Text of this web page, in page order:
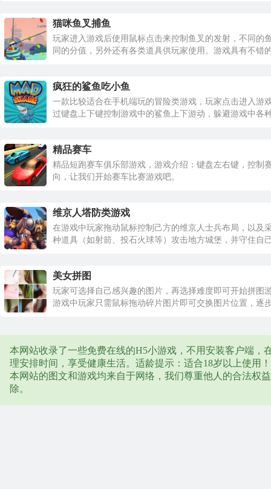
猫咪鱼叉捕鱼
玩家进入游戏后使用鼠标点击来控制鱼叉的发射，不同的
同的分值，另外还有各类道具供玩家使用。游戏具有不错
疯狂的鲨鱼吃小鱼
一款比较适合在手机端玩的冒险类游戏，玩家点击进入游
过键盘上下键控制游戏中的鲨鱼上下游动，躲避游戏中各
精品赛车
精品短跑赛车俱乐部游戏，游戏介绍：键盘左右键，控制
向，让我们开始赛车比赛游戏吧。
维京人塔防类游戏
在游戏中玩家拖动鼠标控制己方的维京人士兵布局，以及
种道具（如射箭、投石火球等）攻击地方城堡，并守住自
美女拼图
玩家可选择自己感兴趣的图片，再选择难度即可开始拼图
游戏中玩家只需鼠标拖动碎片图片即可交换图片位置，逐
本网站收录了一些免费在线的H5小游戏，不用安装客户端
理安排时间，享受健康生活。适龄提示：适合18岁以上使用！
本网站的图文和游戏均来自于网络，我们尊重他人的合法权
除。